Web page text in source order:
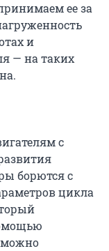
ее за
и
— на таких
с
борются с
цикла
можно